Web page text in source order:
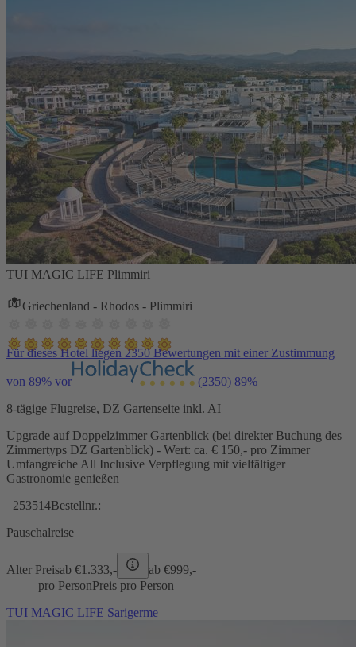
TUI MAGIC LIFE Plimmiri
Griechenland - Rhodos - Plimmiri
Für dieses Hotel liegen 2350 Bewertungen mit einer Zustimmung
von 89% vor (2350) 89%
8-tägige Flugreise, DZ Gartenseite inkl. AI
Upgrade auf Doppelzimmer Gartenblick (bei direkter Buchung des
Zimmertyps DZ Gartenblick) - Wert: ca. € 150,- pro Zimmer
Umfangreiche All Inclusive Verpflegung mit vielfältiger
Gastronomie genießen
253514Bestellnr.:
Pauschalreise
Alter Preisab €1.333,- ab €999,-
pro PersonPreis pro Person
TUI MAGIC LIFE Sarigerme